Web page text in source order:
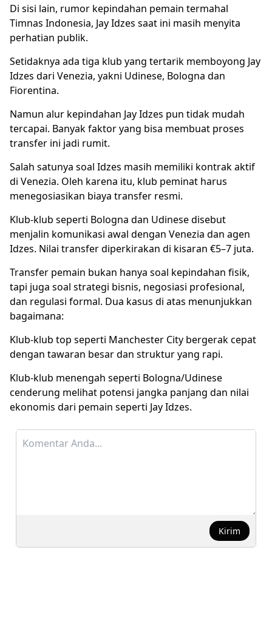
Di sisi lain, rumor kepindahan pemain termahal
Timnas Indonesia, Jay Idzes saat ini masih menyita
perhatian publik.
Setidaknya ada tiga klub yang tertarik memboyong Jay
Idzes dari Venezia, yakni Udinese, Bologna dan
Fiorentina.
Namun alur kepindahan Jay Idzes pun tidak mudah
tercapai. Banyak faktor yang bisa membuat proses
transfer ini jadi rumit.
Salah satunya soal Idzes masih memiliki kontrak aktif
di Venezia. Oleh karena itu, klub peminat harus
menegosiasikan biaya transfer resmi.
Klub-klub seperti Bologna dan Udinese disebut
menjalin komunikasi awal dengan Venezia dan agen
Idzes. Nilai transfer diperkirakan di kisaran €5–7 juta.
Transfer pemain bukan hanya soal kepindahan fisik,
tapi juga soal strategi bisnis, negosiasi profesional,
dan regulasi formal. Dua kasus di atas menunjukkan
bagaimana:
Klub-klub top seperti Manchester City bergerak cepat
dengan tawaran besar dan struktur yang rapi.
Klub-klub menengah seperti Bologna/Udinese
cenderung melihat potensi jangka panjang dan nilai
ekonomis dari pemain seperti Jay Idzes.
Kirim